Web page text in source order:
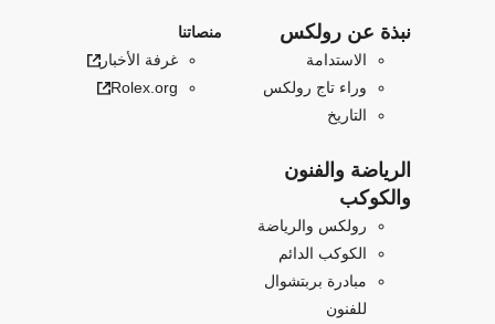
نبذة عن رولكس
الاستدامة
وراء تاج رولكس
التاريخ
الرياضة والفنون
والكوكب
رولكس والرياضة
الكوكب الدائم
مبادرة بربتشوال
للفنون
منصاتنا
غرفة الأخبار
Rolex.org